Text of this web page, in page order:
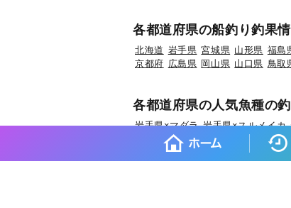
各都道府県の船釣り釣果
北海道 岩手県 宮城県 山形県 福島
京都府 広島県 岡山県 山口県 鳥取
各都道府県の人気魚種の
岩手県×マダラ 岩手県×スルメイカ
宮城県×マコガレイ
山形県×マアジ
福島県×ウスメバル
福島県×アイナ